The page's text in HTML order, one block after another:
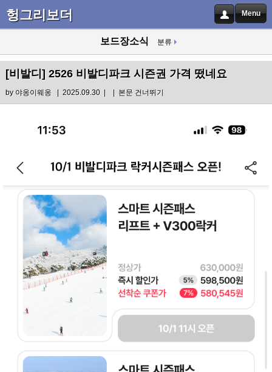
헝그리보더 Menu
보드장소식 분류
[비발디] 2526 비발디파크 시즌권 가격 떴네요
by 야옹이웨옹| 2025.09.30 | | 본문 건너뛰기